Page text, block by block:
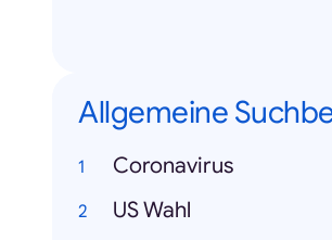
Allgemeine
Coronavirus
US Wahl